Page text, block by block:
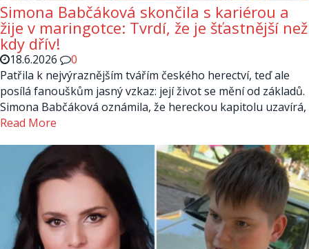
Simona Babčáková skončila s kariérou a
žije v maringotce: Tvrdí, že je šťastnější než
kdy dřív!
18.6.2026
0
Patřila k nejvýraznějším tvářím českého herectví, teď ale
posílá fanouškům jasný vzkaz: její život se mění od základů.
Simona Babčáková oznámila, že hereckou kapitolu uzavírá,
Read More